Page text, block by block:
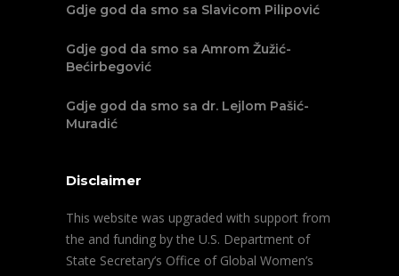
Gdje god da smo sa Slavicom Pilipović
Gdje god da smo sa Amrom Žužić-
Bećirbegović
Gdje god da smo sa dr. Lejlom Pašić-
Muradić
Disclaimer
This website was upgraded with support from
the and funding by the U.S. Department of
State Secretary’s Office of Global Women’s